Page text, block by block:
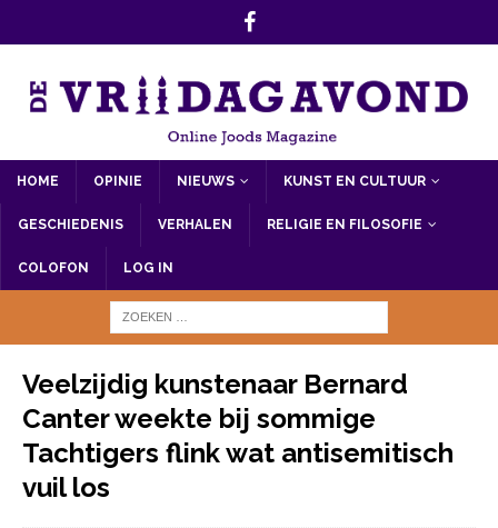
HOME OPINIE NIEUWS KUNST EN CULTUUR
GESCHIEDENIS VERHALEN RELIGIE EN FILOSOFIE
COLOFON LOG IN
Veelzijdig kunstenaar Bernard
Canter weekte bij sommige
Tachtigers flink wat antisemitisch
vuil los